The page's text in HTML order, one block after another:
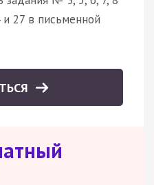
27 в письменной